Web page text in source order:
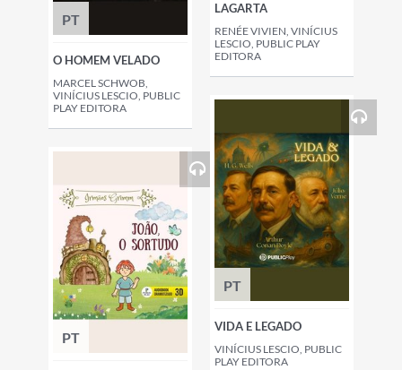
PT
O HOMEM VELADO
MARCEL SCHWOB,
VINÍCIUS LESCIO, PUBLIC
PLAY EDITORA
LAGARTA
RENÉE VIVIEN, VINÍCIUS
LESCIO, PUBLIC PLAY
EDITORA
PT
PT
VIDA E LEGADO
VINÍCIUS LESCIO, PUBLIC
PLAY EDITORA